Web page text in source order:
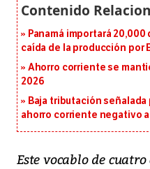
Panamá importará
caída de la producción por
Ahorro corriente se
2026
Baja tributación señalada
ahorro corriente negativo
Este vocablo de